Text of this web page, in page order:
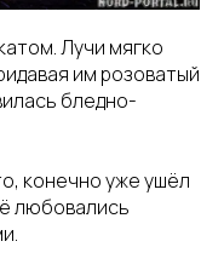
Лучи мягко
им розоватый
бледно-
конечно уже ушёл
любовались